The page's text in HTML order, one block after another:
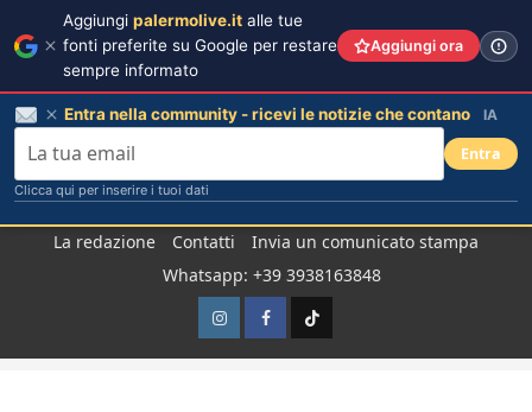
La redazione Contatti
Invia un comunicato stampa
Whatsapp: +39 3938163848
InstagramFacebook
TikTok
Aggiungi palermolive.it alle tue
fonti preferite su Google per restare
sempre informato
Aggiungi ora
Entra nella community - ricevi le notizie che contano IA
Entra
Clicca qui per inserire i tuoi dati